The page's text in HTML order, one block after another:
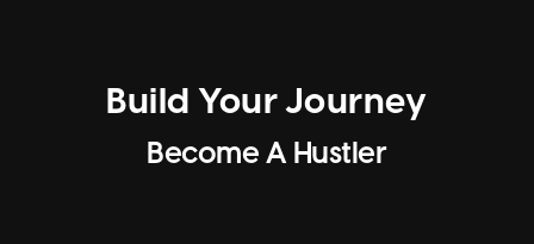
Build Your Journey
Become A Hustler